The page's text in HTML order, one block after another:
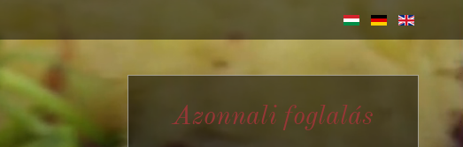
Azonnali foglalás